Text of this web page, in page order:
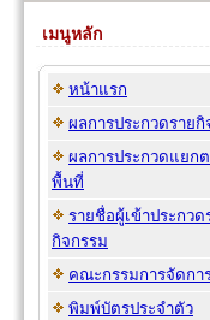
เมนูหลัก
หน้าแรก
ผลการประกวดรายกิ
ผลการประกวดแยก
พื้นที่
รายชื่อผู้เข้าประกวด
กิจกรรม
คณะกรรมการจัดกา
พิมพ์บัตรประจำตัว